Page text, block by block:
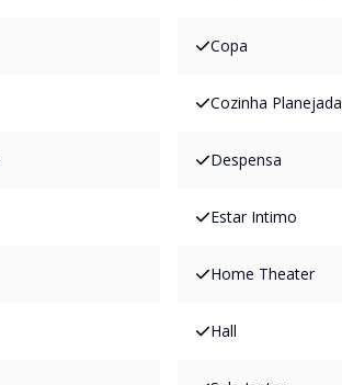
Copa
Cozinha Planejada
Despensa
Estar Intimo
Home Theater
Hall